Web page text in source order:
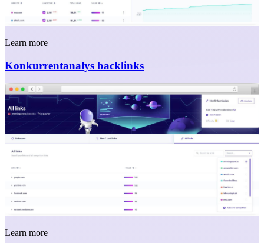
Learn more
Konkurrentanalys backlinks
Learn more